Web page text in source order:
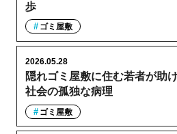
歩
ゴミ屋敷
隠れゴミ屋敷に住む若者が助
社会の孤独な病理
2026.05.28
ゴミ屋敷